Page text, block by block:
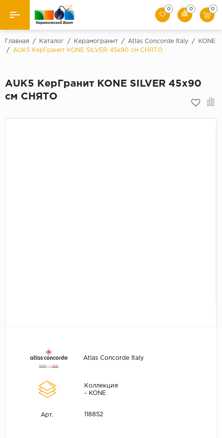
Назад
Керамическая плитка
0 0 0
Главная / Каталог / Керамогранит / Atlas Concorde Italy /
KONE
/
AUK5 КерГранит KONE SILVER 45x90 см СНЯТО
AUK5 КерГранит KONE SILVER 45x90
см СНЯТО
Atlas Concorde Italy
Коллекция
- KONE
Арт. 118852